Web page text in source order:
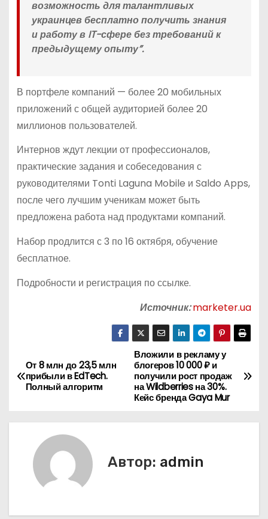
возможность для талантливых
украинцев бесплатно получить знания
и работу в IT-сфере без требований к
предыдущему опыту”.
В портфеле компаний — более 20 мобильных
приложений с общей аудиторией более 20
миллионов пользователей.
Интернов ждут лекции от профессионалов,
практические задания и собеседования с
руководителями Tonti Laguna Mobile и Saldo Apps,
после чего лучшим ученикам может быть
предложена работа над продуктами компаний.
Набор продлится с 3 по 16 октября, обучение
бесплатное.
Подробности и регистрация по ссылке.
Источник: marketer.ua
Н
а
ц
Вложили в рекламу у
блогеров 10 000 ₽ и
получили рост продаж
на Wildberries на 30%.
Кейс бренда Gaya Mur
От 8 млн до 23,5 млн
прибыли в EdTech.
Полный алгоритм
Автор: admin